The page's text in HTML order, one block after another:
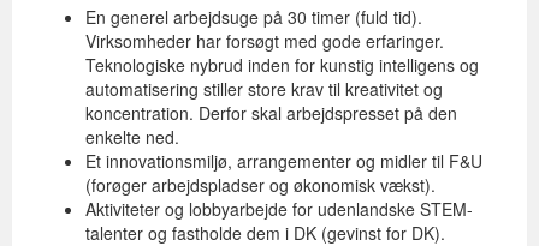
En generel arbejdsuge på 30 timer (fuld tid).
Virksomheder har forsøgt med gode erfaringer.
Teknologiske nybrud inden for kunstig intelligens og
automatisering stiller store krav til kreativitet og
koncentration. Derfor skal arbejdspresset på den
enkelte ned.
Et innovationsmiljø, arrangementer og midler til F&U
(forøger arbejdspladser og økonomisk vækst).
Aktiviteter og lobbyarbejde for udenlandske STEM-
talenter og fastholde dem i DK (gevinst for DK).